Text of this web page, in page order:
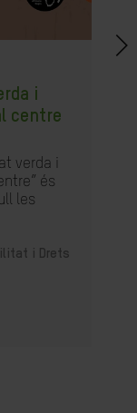
i
centre
verda i
és
les
i Drets